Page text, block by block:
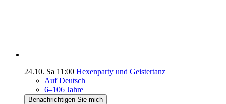
24.10. Sa 11:00 Hexenparty und Geistertanz
Auf Deutsch
6–106 Jahre
Benachrichtigen Sie mich